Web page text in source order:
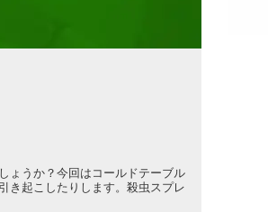
ょうか？今回はコールドテーブル
き起こしたりします。殺虫スプレ